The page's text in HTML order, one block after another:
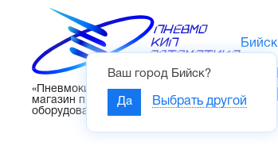
«Пневмокипавтоматика» – интернет-
магазин промышленного
оборудования
Бийск
Ваш город Бийск?
Да Выбрать другой